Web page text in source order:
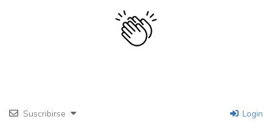
Suscribirse Login